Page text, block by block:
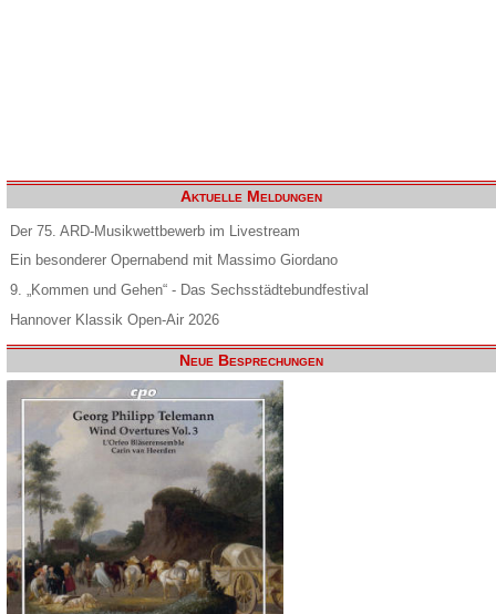
Aktuelle Meldungen
Der 75. ARD-Musikwettbewerb im Livestream
Ein besonderer Opernabend mit Massimo Giordano
9. „Kommen und Gehen“ - Das Sechsstädtebundfestival
Hannover Klassik Open-Air 2026
Neue Besprechungen